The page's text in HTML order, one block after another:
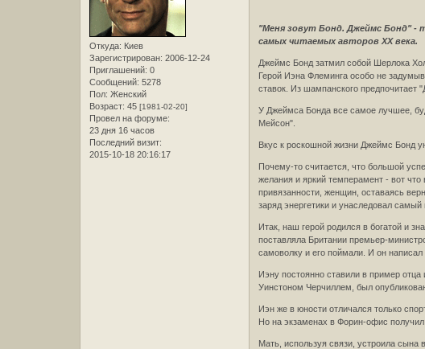
Откуда: Киев
Зарегистрирован: 2006-12-24
Приглашений: 0
Сообщений: 5278
Пол: Женский
Возраст: 45 [1981-02-20]
Провел на форуме:
23 дня 16 часов
Последний визит:
2015-10-18 20:16:17
"Меня зовут Бонд. Джеймс Бонд" -
самых читаемых авторов XX века.
Джеймс Бонд затмил собой Шерлока
Герой Иэна Флеминга особо не
ставок. Из шампанского предпочитает
У Джеймса Бонда все самое лучшее,
Мейсон".
Вкус к роскошной жизни Джеймс Бонд
Почему-то считается, что большой
желания и яркий темперамент - вот
привязанности, женщин, оставаясь
заряд энергетики и унаследовал самый
Итак, наш герой родился в богатой и
поставляла Британии премьер-
самоволку и его поймали. И он написал
Иэну постоянно ставили в пример
Уинстоном Черчиллем, был
Иэн же в юности отличался только
Но на экзаменах в Форин-офис получил
Мать, используя связи, устроила сына